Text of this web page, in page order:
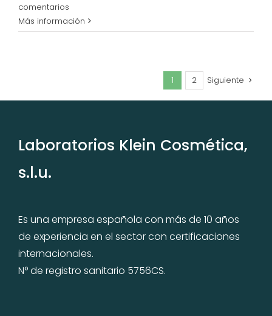
comentarios
Más información
1 2 Siguiente
Laboratorios Klein Cosmética,
s.l.u.
Es una empresa española con más de 10 años
de experiencia en el sector con certificaciones
internacionales.
N° de registro sanitario 5756CS.